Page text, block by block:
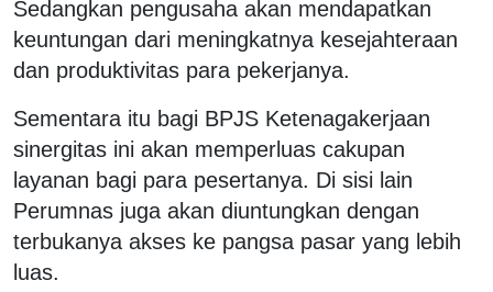
Sedangkan pengusaha akan mendapatkan
keuntungan dari meningkatnya kesejahteraan
dan produktivitas para pekerjanya.
Sementara itu bagi BPJS Ketenagakerjaan
sinergitas ini akan memperluas cakupan
layanan bagi para pesertanya. Di sisi lain
Perumnas juga akan diuntungkan dengan
terbukanya akses ke pangsa pasar yang lebih
luas.